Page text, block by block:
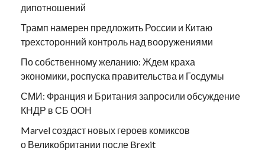
дипотношений
Трамп намерен предложить России и Китаю
трехсторонний контроль над вооружениями
По собственному желанию: Ждем краха
экономики, роспуска правительства и Госдумы
СМИ: Франция и Британия запросили обсуждение
КНДР в СБ ООН
Marvel создаст новых героев комиксов
о Великобритании после Brexit